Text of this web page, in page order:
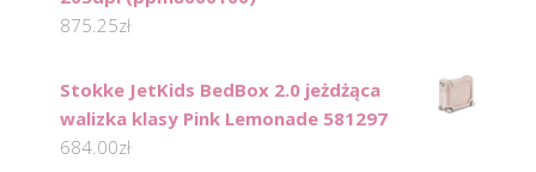
875.25zł
Stokke JetKids BedBox 2.0 jeżdżąca
walizka klasy Pink Lemonade 581297
684.00zł